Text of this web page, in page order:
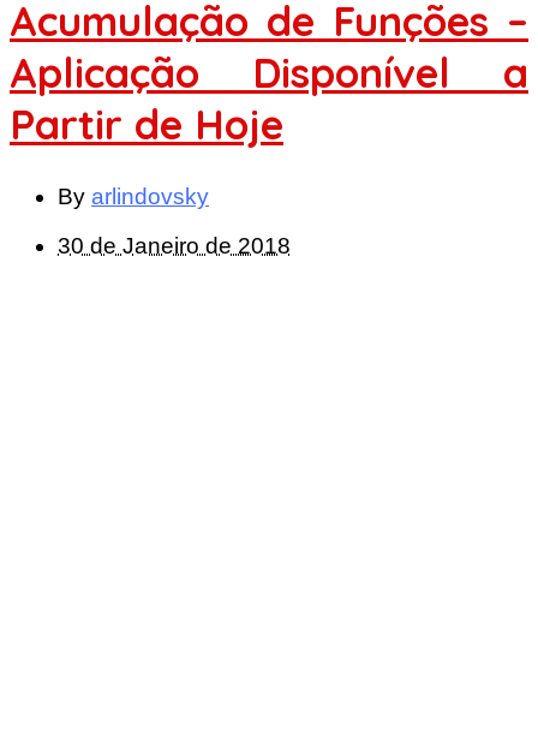
Acumulação de Funções –
Aplicação Disponível a
Partir de Hoje
By arlindovsky
30 de Janeiro de 2018